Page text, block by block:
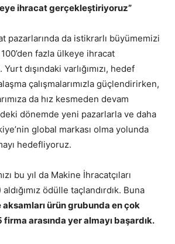
ihracat gerçekleştiriyoruz”
pazarlarında da istikrarlı büyümemizi
fazla ülkeye ihracat
dışındaki varlığımızı, hedef
çalışmalarımızla güçlendirirken,
da hız kesmeden devam
dönemde yeni pazarlarla ve daha
global markası olma yolunda
hedefliyoruz.
bu yıl da Makine İhracatçıları
ödülle taçlandırdık. Buna
ürün grubunda en çok
arasında yer almayı başardık.